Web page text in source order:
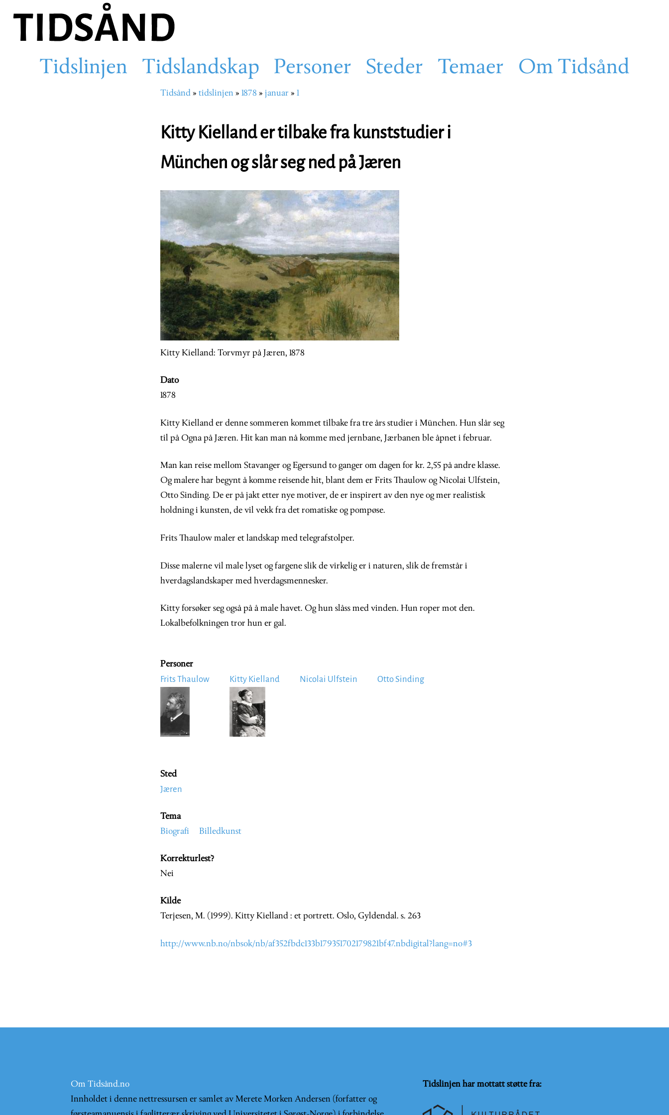
hovedinnhold
Main
Tidslinjen Tidslandskap Personer Steder Temaer Om Tidsånd
Navigasjonssti
Tidsånd tidslinjen 1878 januar 1
Kitty Kielland er tilbake fra kunststudier i
München og slår seg ned på Jæren
Kitty Kielland: Torvmyr på Jæren, 1878
Dato
1878
Kitty Kielland er denne sommeren kommet tilbake fra tre års studier i München. Hun slår seg
til på Ogna på Jæren. Hit kan man nå komme med jernbane, Jærbanen ble åpnet i februar.
Man kan reise mellom Stavanger og Egersund to ganger om dagen for kr. 2,55 på andre klasse.
Og malere har begynt å komme reisende hit, blant dem er Frits Thaulow og Nicolai Ulfstein,
Otto Sinding. De er på jakt etter nye motiver, de er inspirert av den nye og mer realistisk
holdning i kunsten, de vil vekk fra det romatiske og pompøse.
Frits Thaulow maler et landskap med telegrafstolper.
Disse malerne vil male lyset og fargene slik de virkelig er i naturen, slik de fremstår i
hverdagslandskaper med hverdagsmennesker.
Kitty forsøker seg også på å male havet. Og hun slåss med vinden. Hun roper mot den.
Lokalbefolkningen tror hun er gal.
Personer
Frits Thaulow
Image
Kitty Kielland
Image
Nicolai Ulfstein Otto Sinding
Sted
Jæren
Tema
Biografi
Billedkunst
Korrekturlest?
Nei
Kilde
Terjesen, M. (1999). Kitty Kielland : et portrett. Oslo, Gyldendal. s. 263
http://www.nb.no/nbsok/nb/af352fbdc133b179351702179821bf47.nbdigital?lang=no#3
Om Tidsånd.no
Innholdet i denne nettressursen er samlet av Merete Morken Andersen (forfatter og
Tidslinjen har mottatt støtte fra: